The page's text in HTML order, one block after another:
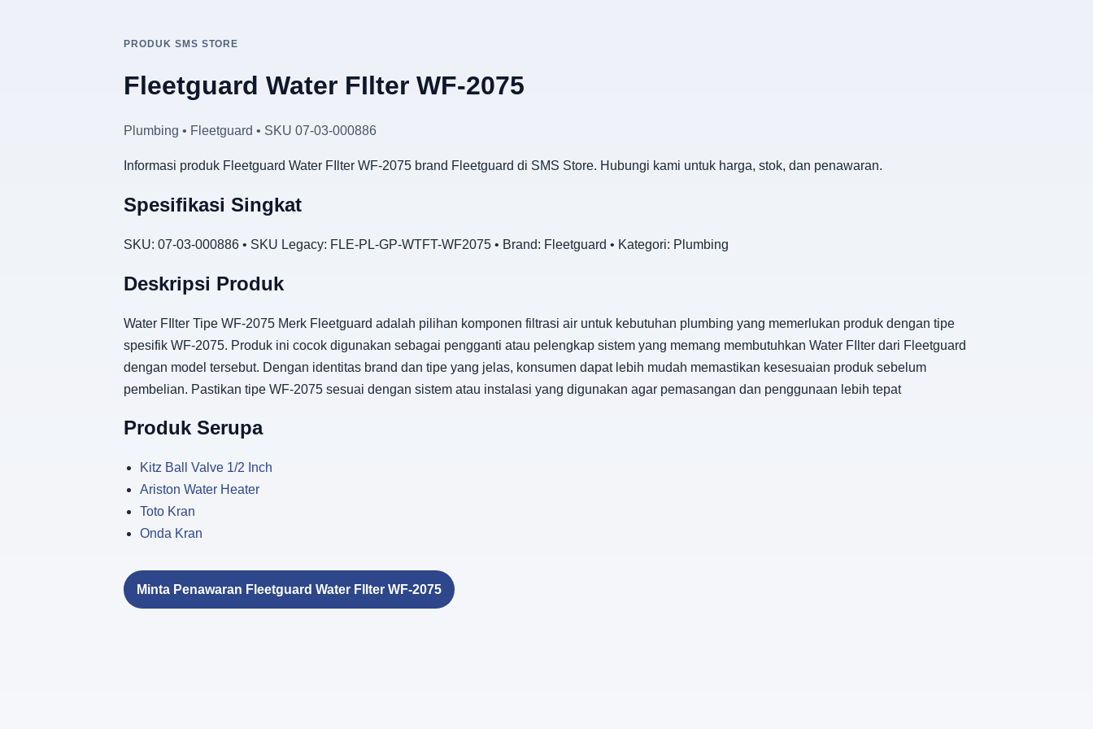
PRODUK SMS STORE
Fleetguard Water FIlter WF-2075
Plumbing • Fleetguard • SKU 07-03-000886
Informasi produk Fleetguard Water FIlter WF-2075 brand Fleetguard di SMS Store. Hubungi kami untuk harga, stok, dan penawaran.
Spesifikasi Singkat
SKU: 07-03-000886 • SKU Legacy: FLE-PL-GP-WTFT-WF2075 • Brand: Fleetguard • Kategori: Plumbing
Deskripsi Produk
Water FIlter Tipe WF-2075 Merk Fleetguard adalah pilihan komponen filtrasi air untuk kebutuhan plumbing yang memerlukan produk dengan tipe
spesifik WF-2075. Produk ini cocok digunakan sebagai pengganti atau pelengkap sistem yang memang membutuhkan Water FIlter dari Fleetguard
dengan model tersebut. Dengan identitas brand dan tipe yang jelas, konsumen dapat lebih mudah memastikan kesesuaian produk sebelum
pembelian. Pastikan tipe WF-2075 sesuai dengan sistem atau instalasi yang digunakan agar pemasangan dan penggunaan lebih tepat
Produk Serupa
Kitz Ball Valve 1/2 Inch
Ariston Water Heater
Toto Kran
Onda Kran
Minta Penawaran Fleetguard Water FIlter WF-2075